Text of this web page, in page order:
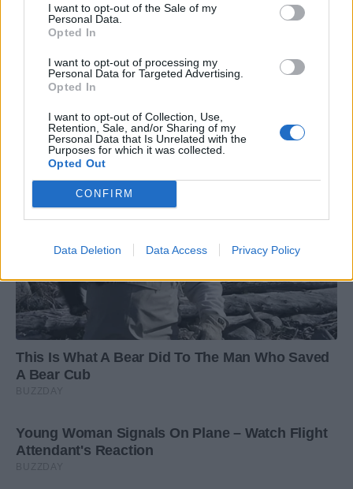
I want to opt-out of the Sale of my
Personal Data.
Opted In
I want to opt-out of processing my
Personal Data for Targeted Advertising.
Opted In
I want to opt-out of Collection, Use,
Retention, Sale, and/or Sharing of my
Personal Data that Is Unrelated with the
Purposes for which it was collected.
Opted Out
CONFIRM
Data Deletion Data Access Privacy Policy